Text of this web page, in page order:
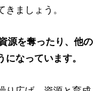
ましょう。
源を奪ったり、他の
なっています。